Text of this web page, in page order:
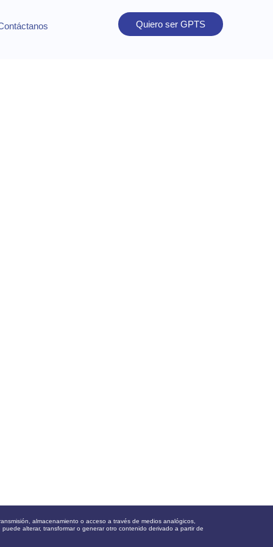
Quiero ser GPTS
almacenamiento o acceso a través de medios analógicos,
alterar, transformar o generar otro contenido derivado a partir de